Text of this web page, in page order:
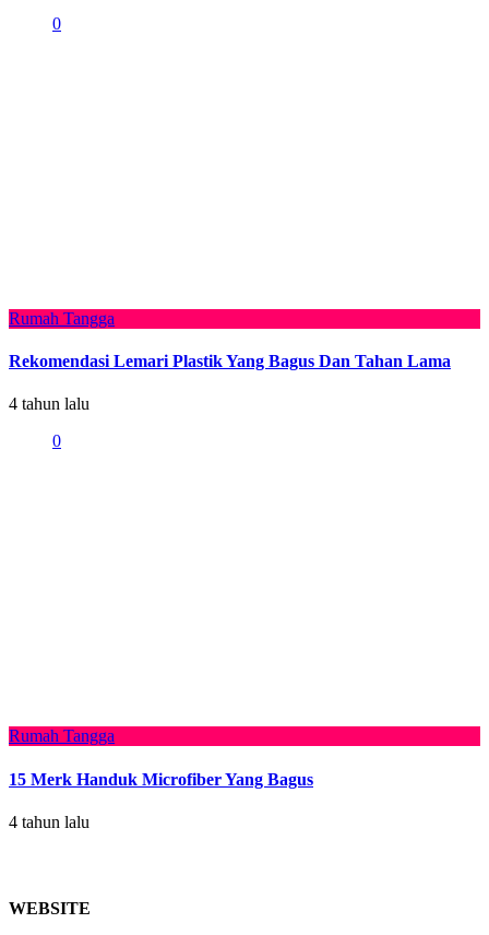
0
Rumah Tangga
Rekomendasi Lemari Plastik Yang Bagus Dan Tahan Lama
4 tahun lalu
0
Rumah Tangga
15 Merk Handuk Microfiber Yang Bagus
4 tahun lalu
WEBSITE